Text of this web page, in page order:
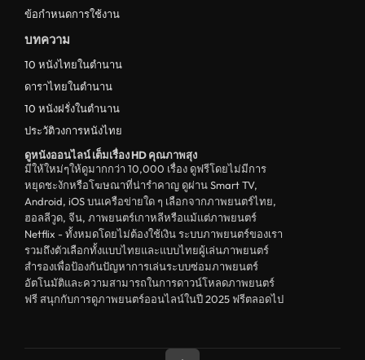
ข้อกำหนดการใช้งาน
บทความ
10 หนังไทยในตำนาน
ดาราไทยในตำนาน
10 หนังฝรั่งในตำนาน
ประวัติวงการหนังไทย
ดูหนังออนไลน์ เต็มเรื่อง HD คุณภาพสุง
มีให้ใหม่ๆให้ดูมากกว่า 10,000 เรื่อง ดูฟรีโดยไม่มีการ
หยุดชะงักหรือโฆษณาที่น่ารำคาญ ดูผ่าน Smart TV,
Android, iOS บนเครือข่ายใด ๆ เลือกจากภาพยนตร์ไทย,
ฮอลลีวูด, จีน, ภาพยนตร์เกาหลีหรือแม้แต่ภาพยนตร์
Netflix - ทั้งหมดโดยไม่ต้องใช้เงิน ระบบภาพยนตร์ของเรา
รวมถึงตัวเลือกทั้งแบบไทยและแบบไทยผู้เล่นภาพยนตร์
สำรองเพื่อป้องกันปัญหาการเล่นระบบซ่อมภาพยนตร์
อัตโนมัติและความสามารถในการดาวน์โหลดภาพยนตร์
ฟรี สนุกกับการดูภาพยนตร์ออนไลน์ในปี 2025 ฟรีตลอดไป